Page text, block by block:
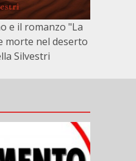
e il romanzo "La
morte nel deserto
Silvestri